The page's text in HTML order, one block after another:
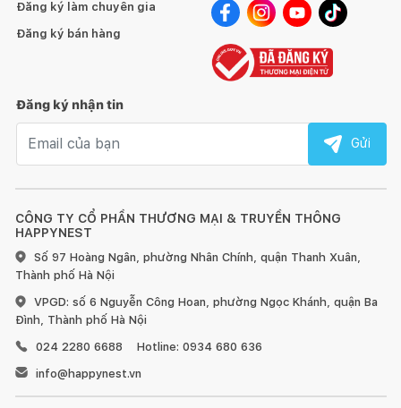
CÔNG TY CỔ PHẦN THƯƠNG MẠI & TRUYỀN THÔNG
HAPPYNEST
Số 97 Hoàng Ngân, phường Nhân Chính, quận Thanh Xuân,
Thành phố Hà Nội
VPGD: số 6 Nguyễn Công Hoan, phường Ngọc Khánh, quận Ba
Đình, Thành phố Hà Nội
024 2280 6688
Hotline: 0934 680 636
info@happynest.vn
Đăng ký làm chuyên gia
Đăng ký bán hàng
Đăng ký nhận tin
Gửi